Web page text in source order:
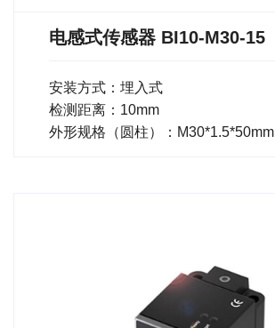
电感式传感器 BI10-M30-15
安装方式：埋入式
检测距离：10mm
外形规格（圆柱）：M30*1.5*50mm